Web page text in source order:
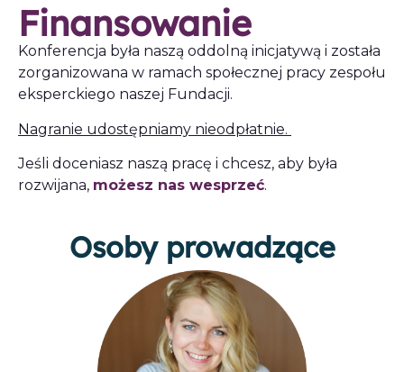
Finansowanie
Konferencja była naszą oddolną inicjatywą i została
zorganizowana w ramach społecznej pracy zespołu
eksperckiego naszej Fundacji.
Nagranie udostępniamy nieodpłatnie.
Jeśli doceniasz naszą pracę i chcesz, aby była
rozwijana, możesz nas wesprzeć.
Osoby prowadzące